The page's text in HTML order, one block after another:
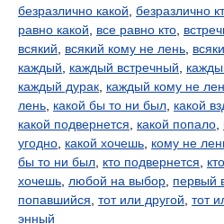
безразлично какой безразлично
равно какой
все равно кто
всякий
всякий кому не лень
каждый
каждый встречный
каждый дурак каждый кому не
лень какой бы то ни был какой
какой подвернется
какой попало
угодно какой хочешь кому не
бы то ни был кто подвернется
хочешь любой на выбор первый
попавшийся тот или другой тот
энный